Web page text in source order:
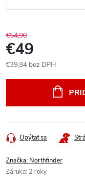
€54,90
€49
€39,84 bez DPH
Opýtať sa
Značka: Northfinder
Záruka: 2 roky